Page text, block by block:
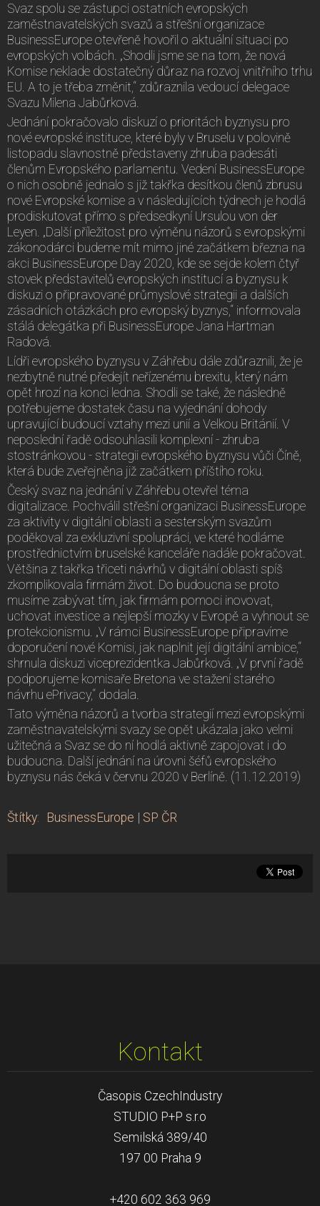
Svaz spolu se zástupci ostatních evropských
zaměstnavatelských svazů a střešní organizace
BusinessEurope otevřeně hovořil o aktuální situaci po
evropských volbách. „Shodli jsme se na tom, že nová
Komise neklade dostatečný důraz na rozvoj vnitřního trhu
EU. A to je třeba změnit,“ zdůraznila vedoucí delegace
Svazu Milena Jabůrková.
Jednání pokračovalo diskuzí o prioritách byznysu pro
nové evropské instituce, které byly v Bruselu v polovině
listopadu slavnostně představeny zhruba padesáti
členům Evropského parlamentu. Vedení BusinessEurope
o nich osobně jednalo s již takřka desítkou členů zbrusu
nové Evropské komise a v následujících týdnech je hodlá
prodiskutovat přímo s předsedkyní Ursulou von der
Leyen. „Další příležitost pro výměnu názorů s evropskými
zákonodárci budeme mít mimo jiné začátkem března na
akci BusinessEurope Day 2020, kde se sejde kolem čtyř
stovek představitelů evropských institucí a byznysu k
diskuzi o připravované průmyslové strategii a dalších
zásadních otázkách pro evropský byznys,“ informovala
stálá delegátka při BusinessEurope Jana Hartman
Radová.
Lídři evropského byznysu v Záhřebu dále zdůraznili, že je
nezbytně nutné předejít neřízenému brexitu, který nám
opět hrozí na konci ledna. Shodli se také, že následně
potřebujeme dostatek času na vyjednání dohody
upravující budoucí vztahy mezi unií a Velkou Británií. V
neposlední řadě odsouhlasili komplexní - zhruba
stostránkovou - strategii evropského byznysu vůči Číně,
která bude zveřejněna již začátkem příštího roku.
Český svaz na jednání v Záhřebu otevřel téma
digitalizace. Pochválil střešní organizaci BusinessEurope
za aktivity v digitální oblasti a sesterským svazům
poděkoval za exkluzivní spolupráci, ve které hodláme
prostřednictvím bruselské kanceláře nadále pokračovat.
Většina z takřka třiceti návrhů v digitální oblasti spíš
zkomplikovala firmám život. Do budoucna se proto
musíme zabývat tím, jak firmám pomoci inovovat,
uchovat investice a nejlepší mozky v Evropě a vyhnout se
protekcionismu. „V rámci BusinessEurope připravíme
doporučení nové Komisi, jak naplnit její digitální ambice,“
shrnula diskuzi viceprezidentka Jabůrková. „V první řadě
podporujeme komisaře Bretona ve stažení starého
návrhu ePrivacy,“ dodala.
Tato výměna názorů a tvorba strategií mezi evropskými
zaměstnavatelskými svazy se opět ukázala jako velmi
užitečná a Svaz se do ní hodlá aktivně zapojovat i do
budoucna. Další jednání na úrovni šéfů evropského
byznysu nás čeká v červnu 2020 v Berlíně. (11.12.2019)
Štítky: BusinessEurope | SP ČR
Kontakt
Časopis CzechIndustry
STUDIO P+P s.r.o
Semilská 389/40
197 00 Praha 9
+420 602 363 969